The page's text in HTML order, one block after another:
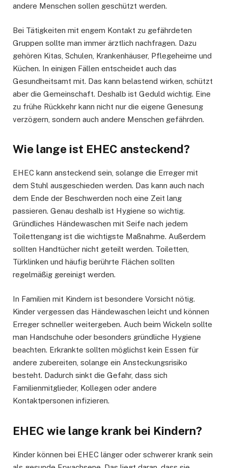
andere Menschen sollen geschützt werden.
Bei Tätigkeiten mit engem Kontakt zu gefährdeten
Gruppen sollte man immer ärztlich nachfragen. Dazu
gehören Kitas, Schulen, Krankenhäuser, Pflegeheime und
Küchen. In einigen Fällen entscheidet auch das
Gesundheitsamt mit. Das kann belastend wirken, schützt
aber die Gemeinschaft. Deshalb ist Geduld wichtig. Eine
zu frühe Rückkehr kann nicht nur die eigene Genesung
verzögern, sondern auch andere Menschen gefährden.
Wie lange ist EHEC ansteckend?
EHEC kann ansteckend sein, solange die Erreger mit
dem Stuhl ausgeschieden werden. Das kann auch nach
dem Ende der Beschwerden noch eine Zeit lang
passieren. Genau deshalb ist Hygiene so wichtig.
Gründliches Händewaschen mit Seife nach jedem
Toilettengang ist die wichtigste Maßnahme. Außerdem
sollten Handtücher nicht geteilt werden. Toiletten,
Türklinken und häufig berührte Flächen sollten
regelmäßig gereinigt werden.
In Familien mit Kindern ist besondere Vorsicht nötig.
Kinder vergessen das Händewaschen leicht und können
Erreger schneller weitergeben. Auch beim Wickeln sollte
man Handschuhe oder besonders gründliche Hygiene
beachten. Erkrankte sollten möglichst kein Essen für
andere zubereiten, solange ein Ansteckungsrisiko
besteht. Dadurch sinkt die Gefahr, dass sich
Familienmitglieder, Kollegen oder andere
Kontaktpersonen infizieren.
EHEC wie lange krank bei Kindern?
Kinder können bei EHEC länger oder schwerer krank sein